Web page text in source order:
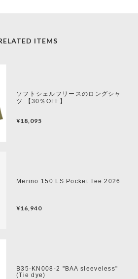
ITEMS
ソフトシェルフリースのロングシャ
ツ 【30％OFF】
¥18,095
Merino 150 LS Pocket Tee 2026
¥16,940
B35-KN008-2 "BAA sleeveless"
(Tie dye)